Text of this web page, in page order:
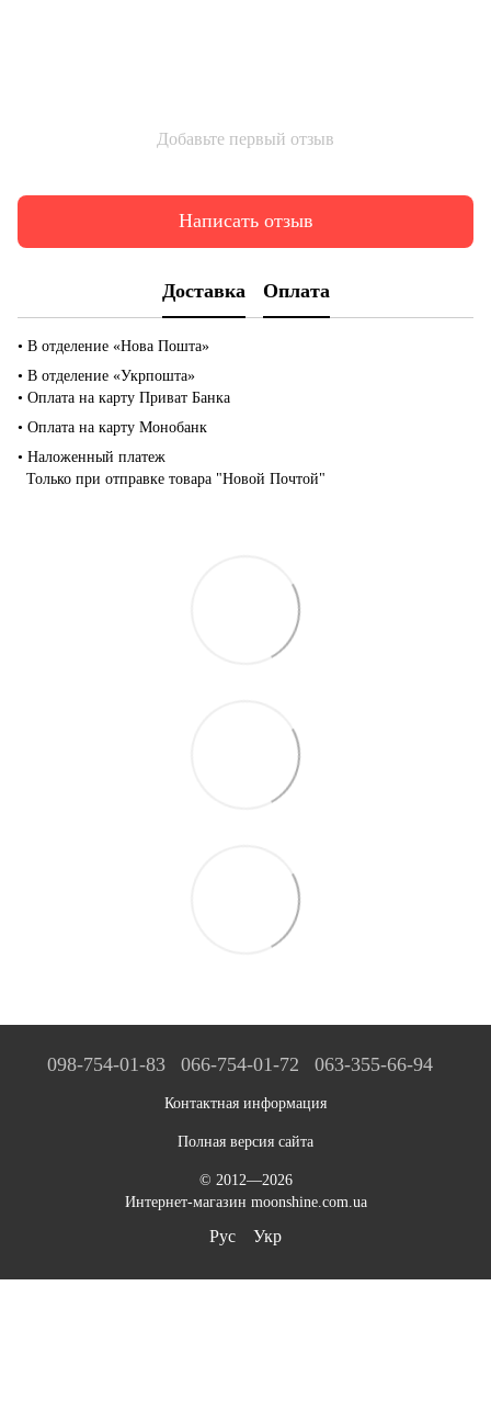
Добавьте первый отзыв
Написать отзыв
Доставка Оплата
• В отделение «Нова Пошта»
• В отделение «Укрпошта»
• Оплата на карту Приват Банка
• Оплата на карту Монобанк
• Наложенный платеж
Только при отправке товара "Новой Почтой"
098-754-01-83 066-754-01-72 063-355-66-94
Контактная информация
Полная версия сайта
© 2012—2026
Интернет-магазин moonshine.com.ua
Рус Укр